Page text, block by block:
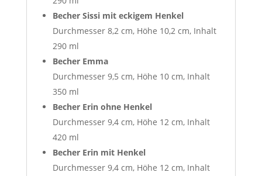
Becher Sissi mit eckigem Henkel
Durchmesser 8,2 cm, Höhe 10,2 cm, Inhalt
290 ml
Becher Emma
Durchmesser 9,5 cm, Höhe 10 cm, Inhalt
350 ml
Becher Erin ohne Henkel
Durchmesser 9,4 cm, Höhe 12 cm, Inhalt
420 ml
Becher Erin mit Henkel
Durchmesser 9,4 cm, Höhe 12 cm, Inhalt